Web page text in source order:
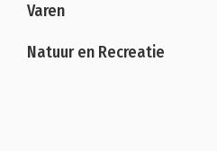
Varen
Natuur en Recreatie